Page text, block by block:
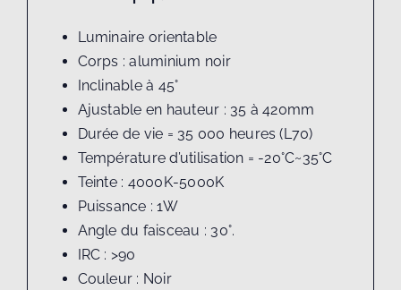
Luminaire orientable
Corps : aluminium noir
Inclinable à 45°
Ajustable en hauteur : 35 à 420mm
Durée de vie = 35 000 heures (L70)
Température d’utilisation = -20°C~35°C
Teinte : 4000K-5000K
Puissance : 1W
Angle du faisceau : 30°.
IRC : >90
Couleur : Noir